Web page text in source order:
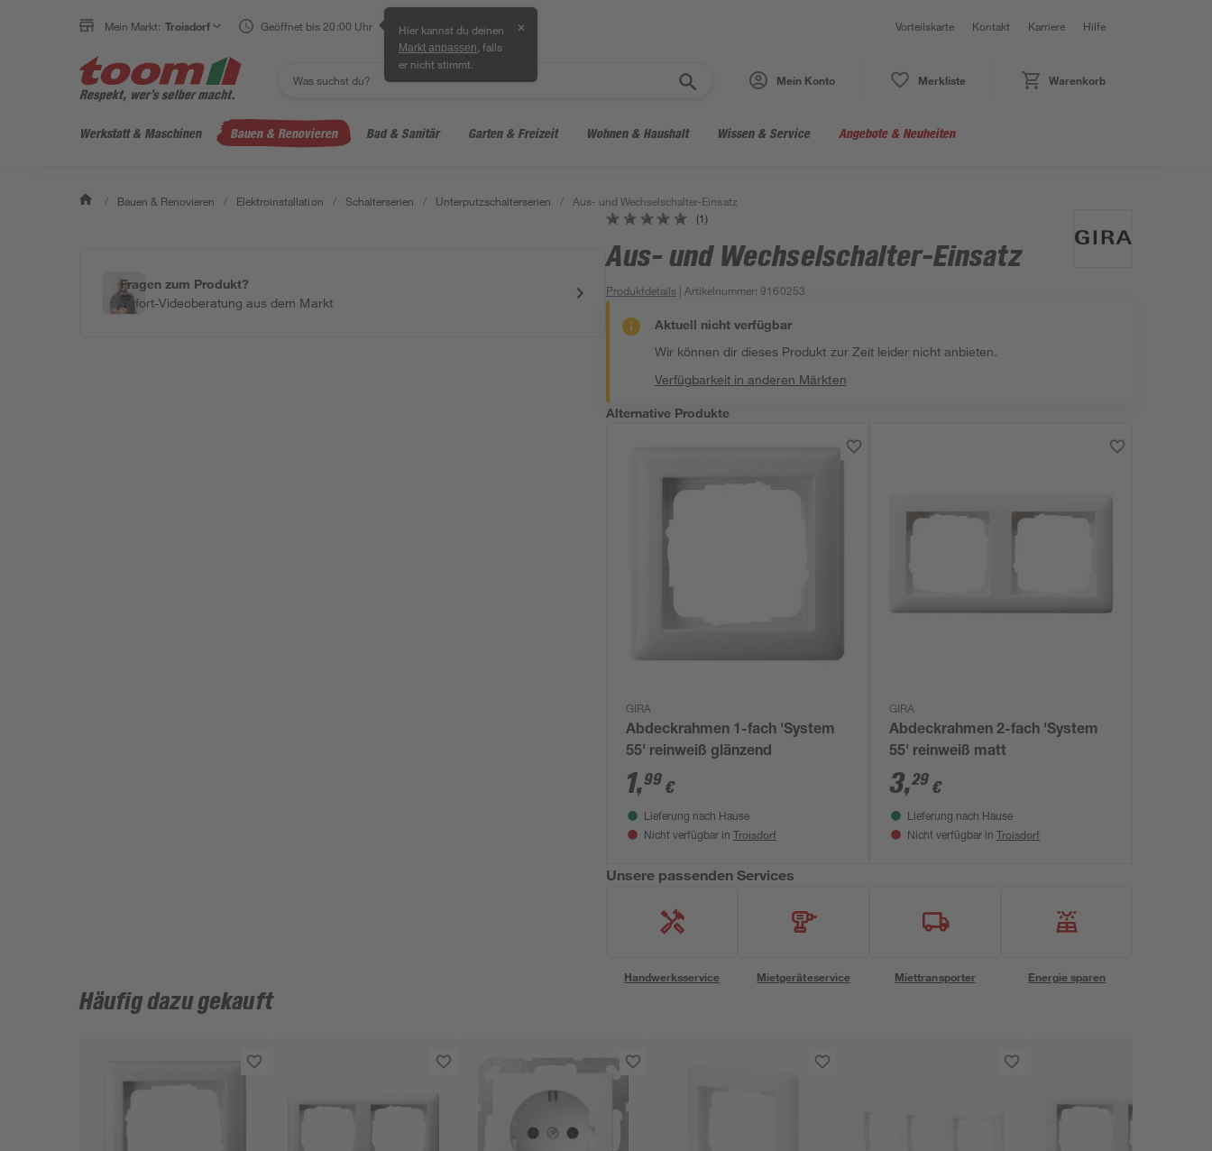
Mein Markt: Troisdorf Geöffnet bis 20:00 Uhr Hier kannst du deinen
Markt anpassen , falls
er nicht stimmt.
✕ Vorteilskarte Kontakt Karriere Hilfe
Mein Konto Merkliste Warenkorb
Werkstatt & Maschinen Bauen & Renovieren Bad & Sanitär Garten & Freizeit Wohnen & Haushalt Wissen & Service Angebote & Neuheiten
/ Bauen & Renovieren / Elektroinstallation / Schalterserien / Unterputzschalterserien / Aus- und Wechselschalter-Einsatz
Fragen zum Produkt?
Sofort-Videoberatung aus dem Markt
(1)
Aus- und Wechselschalter-Einsatz
Produktdetails | Artikelnummer:9160253
Aktuell nicht verfügbar
Wir können dir dieses Produkt zur Zeit leider nicht anbieten.
Verfügbarkeit in anderen Märkten
Alternative Produkte
GIRA
Abdeckrahmen 1-fach 'System
55' reinweiß glänzend
1,99 €
Lieferung nach Hause
Nicht verfügbar in Troisdorf
GIRA
Abdeckrahmen 2-fach 'System
55' reinweiß matt
3,29 €
Lieferung nach Hause
Nicht verfügbar in Troisdorf
Unsere passenden Services
Handwerksservice Mietgeräteservice Miettransporter Energie sparen
Häufig dazu gekauft